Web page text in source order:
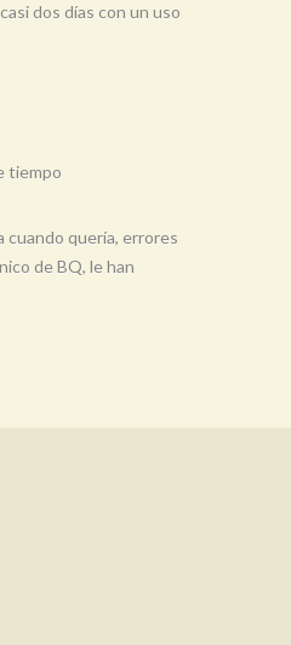
dos días con un uso
tiempo
cuando quería, errores
de BQ, le han